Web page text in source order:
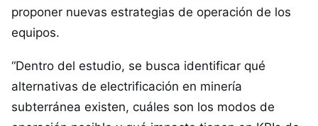
proponer nuevas estrategias de operación de los
equipos.
“Dentro del estudio, se busca identificar qué
alternativas de electrificación en minería
subterránea existen, cuáles son los modos de